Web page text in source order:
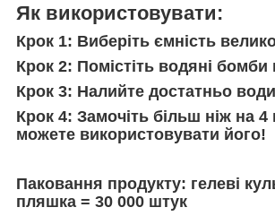
Як використовувати:
Крок 1: Виберіть ємність
Крок 2: Помістіть водяні бомби
Крок 3: Налийте достатньо
Крок 4: Замочіть більш ніж на 4
можете використовувати його!
Паковання продукту: гелеві
пляшка = 30 000 штук